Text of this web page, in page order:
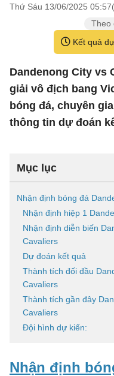
Thứ Sáu 13/06/2025
Theo
Kết quả
Dandenong City vs
giải vô địch bang
bóng đá, chuyên
thông tin dự đoán
Mục lục
Nhận định bóng đá
Nhận định hiệp 1
Nhận định diễn biến
Cavaliers
Dự đoán kết quả
Thành tích đối đầu
Cavaliers
Thành tích gần đây
Cavaliers
Đội hình dự kiến:
Nhận định